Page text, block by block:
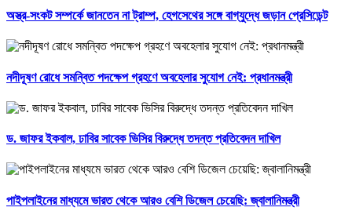
অস্ত্র-সংকট সম্পর্কে জানতেন না ট্রাম্প, হেগসেথের সঙ্গে বাগ্‌যুদ্ধে জড়ান প্রেসিডেন্ট
নদীদূষণ রোধে সমন্বিত পদক্ষেপ গ্রহণে অবহেলার সুযোগ নেই: প্রধানমন্ত্রী
ড. জাফর ইকবাল, ঢাবির সাবেক ভিসির বিরুদ্ধে তদন্ত প্রতিবেদন দাখিল
পাইপলাইনের মাধ্যমে ভারত থেকে আরও বেশি ডিজেল চেয়েছি: জ্বালানিমন্ত্রী